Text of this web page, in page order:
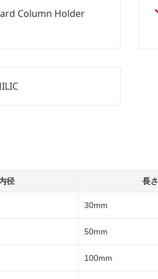
Column Holder
径 長さ
30mm
50mm
100mm